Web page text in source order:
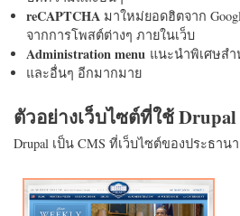
reCAPTCHA มาใหม่ยอดฮิตจาก
จากการโพสต์ต่างๆ ภายในเว็บ
Administration menu แนะนำพิเศษส
และอื่นๆ อีกมากมาย
ตัวอย่างเว็บไซต์ที่ใช้ Drupal
Drupal เป็น CMS ที่เว็บไซต์ของประธาน